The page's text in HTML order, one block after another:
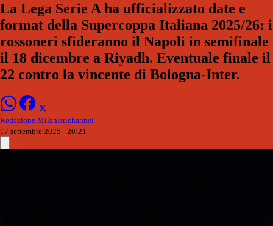
La Lega Serie A ha ufficializzato date e
format della Supercoppa Italiana 2025/26: i
rossoneri sfideranno il Napoli in semifinale
il 18 dicembre a Riyadh. Eventuale finale il
22 contro la vincente di Bologna-Inter.
Redazione Milanistichannel
17 settembre 2025 - 20:21